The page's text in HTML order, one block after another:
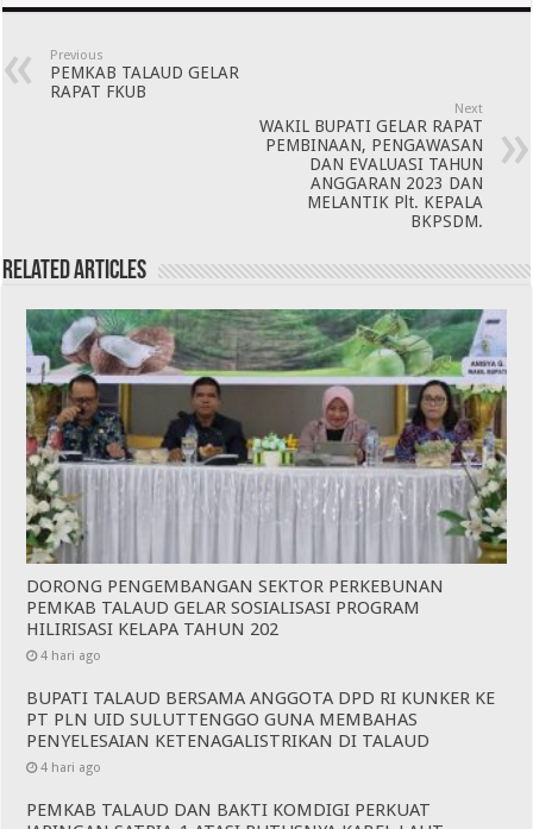
Previous
PEMKAB TALAUD GELAR
RAPAT FKUB
Next
WAKIL BUPATI GELAR RAPAT
PEMBINAAN, PENGAWASAN
DAN EVALUASI TAHUN
ANGGARAN 2023 DAN
MELANTIK Plt. KEPALA
BKPSDM.
Related Articles
DORONG PENGEMBANGAN SEKTOR PERKEBUNAN
PEMKAB TALAUD GELAR SOSIALISASI PROGRAM
HILIRISASI KELAPA TAHUN 202
4 hari ago
BUPATI TALAUD BERSAMA ANGGOTA DPD RI KUNKER KE
PT PLN UID SULUTTENGGO GUNA MEMBAHAS
PENYELESAIAN KETENAGALISTRIKAN DI TALAUD
4 hari ago
PEMKAB TALAUD DAN BAKTI KOMDIGI PERKUAT